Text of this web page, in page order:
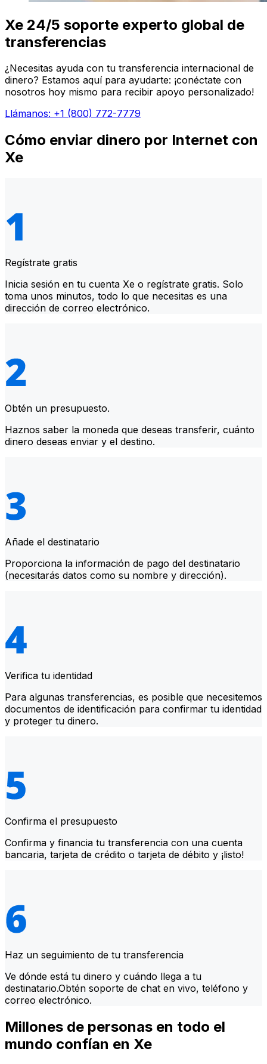
Xe 24/5 soporte experto global de
transferencias
¿Necesitas ayuda con tu transferencia internacional de
dinero? Estamos aquí para ayudarte: ¡conéctate con
nosotros hoy mismo para recibir apoyo personalizado!
Llámanos: +1 (800) 772-7779
Cómo enviar dinero por Internet con
Xe
Regístrate gratis
Inicia sesión en tu cuenta Xe o regístrate gratis. Solo
toma unos minutos, todo lo que necesitas es una
dirección de correo electrónico.
Obtén un presupuesto.
Haznos saber la moneda que deseas transferir, cuánto
dinero deseas enviar y el destino.
Añade el destinatario
Proporciona la información de pago del destinatario
(necesitarás datos como su nombre y dirección).
Verifica tu identidad
Para algunas transferencias, es posible que necesitemos
documentos de identificación para confirmar tu identidad
y proteger tu dinero.
Confirma el presupuesto
Confirma y financia tu transferencia con una cuenta
bancaria, tarjeta de crédito o tarjeta de débito y ¡listo!
Haz un seguimiento de tu transferencia
Ve dónde está tu dinero y cuándo llega a tu
destinatario.Obtén soporte de chat en vivo, teléfono y
correo electrónico.
Millones de personas en todo el
mundo confían en Xe